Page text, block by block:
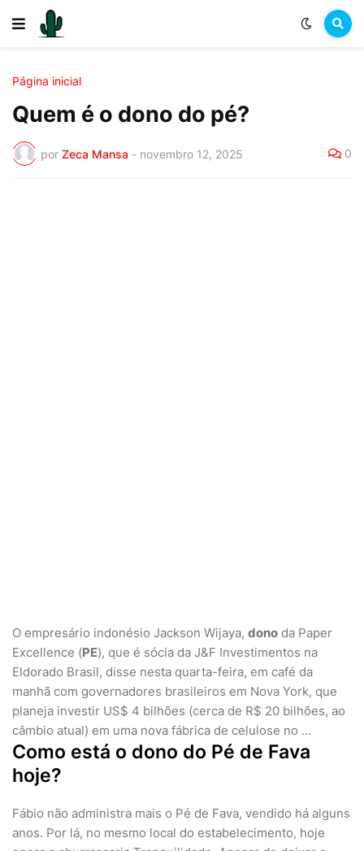
Página inicial
Quem é o dono do pé?
por Zeca Mansa - novembro 12, 2025 0
O empresário indonésio Jackson Wijaya, dono da Paper
Excellence (PE), que é sócia da J&F Investimentos na
Eldorado Brasil, disse nesta quarta-feira, em café da
manhã com governadores brasileiros em Nova York, que
planeja investir US$ 4 bilhões (cerca de R$ 20 bilhões, ao
câmbio atual) em uma nova fábrica de celulose no ...
Como está o dono do Pé de Fava
hoje?
Fábio não administra mais o Pé de Fava, vendido há alguns
anos. Por lá, no mesmo local do estabelecimento, hoje